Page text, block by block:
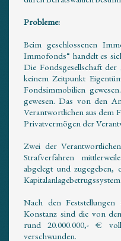
Probleme:
Beim geschlossenen
Immofonds“ handelt es
Die Fondsgesellschaft
keinem Zeitpunkt
Fondsimmobilien
gewesen. Das von den
Verantwortlichen aus dem
Privatvermögen der
Zwei der
Strafverfahren
abgelegt und
Nach den Feststellungen
Konstanz sind die von
rund 20.000.000,- €
verschwunden.